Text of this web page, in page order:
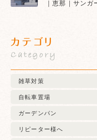
｜恵那｜サン
カテゴリ
Category
雑草対策
自転車置場
ガーデンパン
リピーター様へ